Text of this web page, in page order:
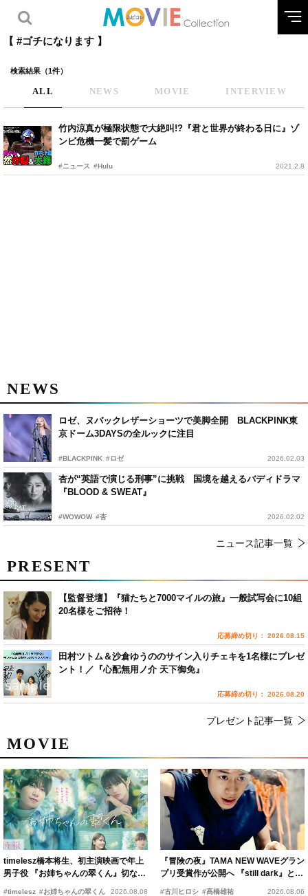
【 #ゴチになります 】
検索結果（1件）
ALL NEWS MOVIE INTERVIEW
竹内涼真が極限状態で大絶叫!?『君と世界が終わる日に』ゾ
ンビ危機一髪で罰ゲーム
#ニュース #Hulu 2021.2.8
NEWS
ロゼ、ヌバックレザーショーツで美脚全開 BLACKPINK東
京ドーム3DAYSの全ルックに注目
#BLACKPINK #ロゼ 2026.02.03
杏が“英語で演じる刑事”に挑戦 国境を越えるバディドラマ
『BLOOD & SWEAT』
#WOWOW #杏 2026.02.02
ニュース記事一覧
MOVIE
timelesz橋本将生、初主演映画で年上
男子役 『お姉ちゃんの翠くん』切ない
恋の幕開けを予感
#timelesz #お姉ちゃんの翠くん 2026.08.08
『冒険の夜』TAMA NEW WAVEグラン
プリ受賞作が公開へ 『still dark』と同
時上映決定
#古川ヒロシ #髙橋雄祐 2026.08.06
PRESENT
【監督登壇】『猫たちと7000マイルの旅』一般試写会に10組
20名様をご招待！
応募締め切り： 2026.08.15
田村ツトム＆沙倉ゆうののサイン入りチェキを1名様にプレゼ
ント！／『心配無用ノ介 天下御免』
応募締め切り： 2026.08.20
プレゼント記事一覧